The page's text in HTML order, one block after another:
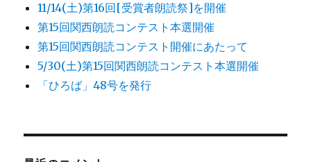
11/14(土)第16回[受賞者朗読祭]を開催
第15回関西朗読コンテスト本選開催
第15回関西朗読コンテスト開催にあたって
5/30(土)第15回関西朗読コンテスト本選開催
「ひろば」48号を発行